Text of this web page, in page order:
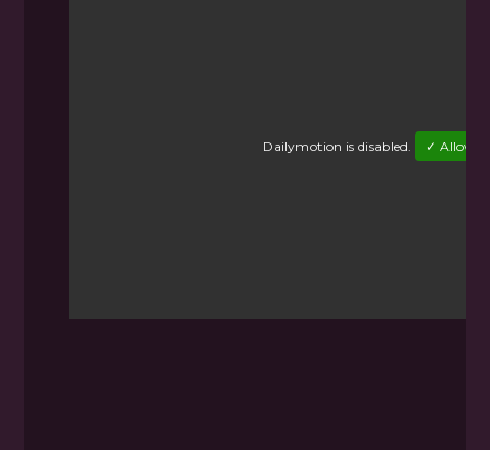
Dailymotion is disabled. ✓ Allow